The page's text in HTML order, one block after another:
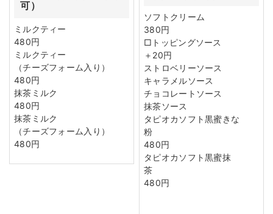
可）
ミルクティー
480円
ミルクティー
（チーズフォーム入り）
480円
抹茶ミルク
480円
抹茶ミルク
（チーズフォーム入り）
480円
ソフトクリーム
380円
□トッピングソース
＋20円
ストロベリーソース
キャラメルソース
チョコレートソース
抹茶ソース
タピオカソフト黒蜜きな
粉
480円
タピオカソフト黒蜜抹
茶
480円